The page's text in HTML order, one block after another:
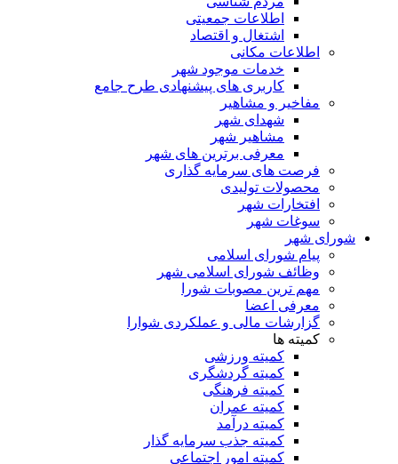
اطلاعات جمعیتی
اشتغال و اقتصاد
اطلاعات مکانی
خدمات موجود شهر
کاربری های پیشنهادی طرح جامع
مفاخیر و مشاهیر
شهدای شهر
مشاهیر شهر
معرفی برترین های شهر
فرصت های سرمایه گذاری
محصولات تولیدی
افتخارات شهر
سوغات شهر
شورای شهر
پیام شورای اسلامی
وظائف شورای اسلامی شهر
مهم ترین مصوبات شورا
معرفی اعضا
گزارشات مالی و عملکردی شوارا
کمیته ها
کمیته ورزشی
کمیته گردشگری
کمیته فرهنگی
کمیته عمران
کمیته درآمد
کمیته جذب سرمایه گذار
کمیته امور اجتماعی